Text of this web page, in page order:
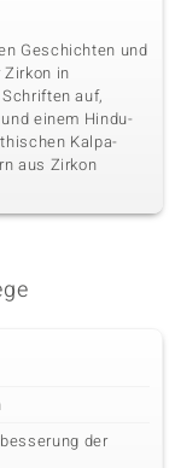
Geschichten und
in
auf,
einem Hindu-
Kalpa-
aus Zirkon
der